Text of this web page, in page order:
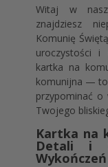
Witaj w
znajdziesz
Komunię
uroczystości i
kartka na
komunijna — to
przypominać
Twojego
Kartka na
Detali i
Wykończeń